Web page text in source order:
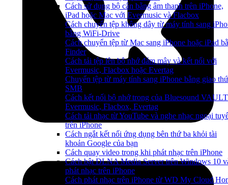
Cách sử dụng bộ cân bằng âm thanh trên iPhone,
iPad hoặc Mac với Evermusic và Flacbox
Cách chuyển tệp không dây từ máy tính sang
bằng WiFi-Drive
Cách chuyển tệp từ Mac sang iPhone hoặc iPad
Finder
Cách tải tệp lên bộ nhớ đám mây và kết nối với
Evermusic, Flacbox hoặc Evertag
Chuyển tệp từ máy tính sang iPhone bằng giao
SMB
Cách kết nối bộ nhớ trong của Bluesound
Evermusic, Flacbox, Evertag
Cách tải nhạc từ YouTube và nghe nhạc ngoại
trên iPhone
Cách ngắt kết nối ứng dụng bên thứ ba khỏi tài
khoản Google của bạn
Cách quay video trong khi phát nhạc trên iPhone
Cách bật DLNA Media Server trên Windows 10
phát nhạc trên iPhone
Cách phát nhạc trên iPhone từ WD My Cloud